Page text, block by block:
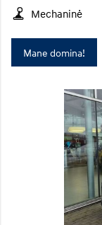
Mechaninė
Mane domina!